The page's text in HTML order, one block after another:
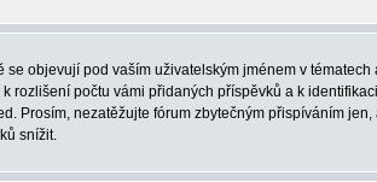
objevují pod vaším uživatelským jménem v
rozlišení počtu vámi přidaných příspěvků a k
Prosím, nezatěžujte fórum zbytečným přispíváním
snížit.